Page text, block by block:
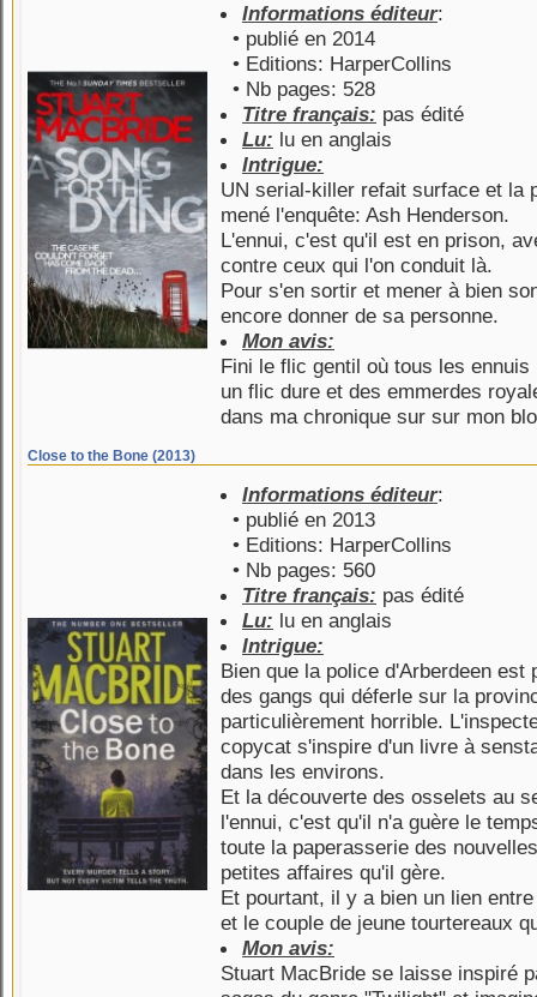
Informations éditeur:
• publié en 2014
• Editions: HarperCollins
• Nb pages: 528
Titre français: pas édité
Lu: lu en anglais
Intrigue:
UN serial-killer refait surface et la
mené l'enquête: Ash Henderson.
L'ennui, c'est qu'il est en prison,
contre ceux qui l'on conduit là.
Pour s'en sortir et mener à bien
encore donner de sa personne.
Mon avis:
Fini le flic gentil où tous les
un flic dure et des emmerdes
dans ma chronique sur sur mon
Close to the Bone (2013)
Informations éditeur:
• publié en 2013
• Editions: HarperCollins
• Nb pages: 560
Titre français: pas édité
Lu: lu en anglais
Intrigue:
Bien que la police d'Arberdeen
des gangs qui déferle sur la
particulièrement horrible.
copycat s'inspire d'un livre à
dans les environs.
Et la découverte des osselets au
l'ennui, c'est qu'il n'a guère le
toute la paperasserie des
petites affaires qu'il gère.
Et pourtant, il y a bien un lien
et le couple de jeune tourtereaux
Mon avis:
Stuart MacBride se laisse inspiré